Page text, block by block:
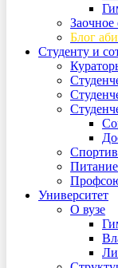
Заочное
Блог
Студенту и
Питание
Университет
О вузе